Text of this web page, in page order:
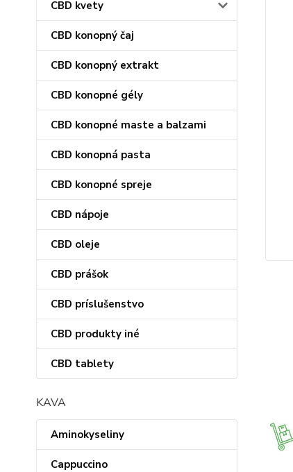
CBD kvety
CBD konopný čaj
CBD konopný extrakt
CBD konopné gély
CBD konopné maste a balzami
CBD konopná pasta
CBD konopné spreje
CBD nápoje
CBD oleje
CBD prášok
CBD príslušenstvo
CBD produkty iné
CBD tablety
KAVA
Aminokyseliny
Cappuccino